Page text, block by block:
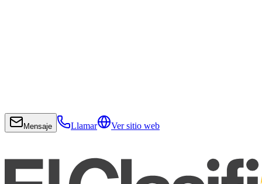
Mensaje Llamar Ver sitio web